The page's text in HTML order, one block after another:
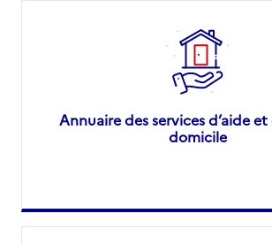
Annuaire des services d’aide et
domicile